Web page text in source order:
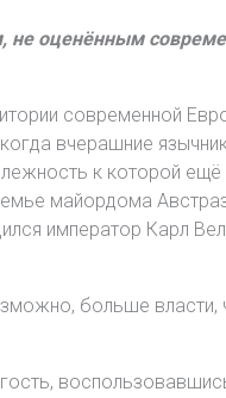
не оценённым
современной
вчерашние
к которой
майордома
император Карл
больше власти,